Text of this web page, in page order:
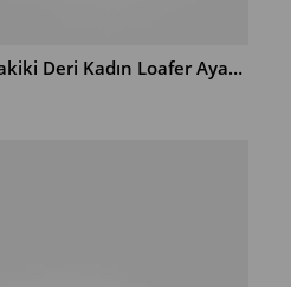
Alea Kahve Hakiki Deri Kadın Loafer Ayakkabı